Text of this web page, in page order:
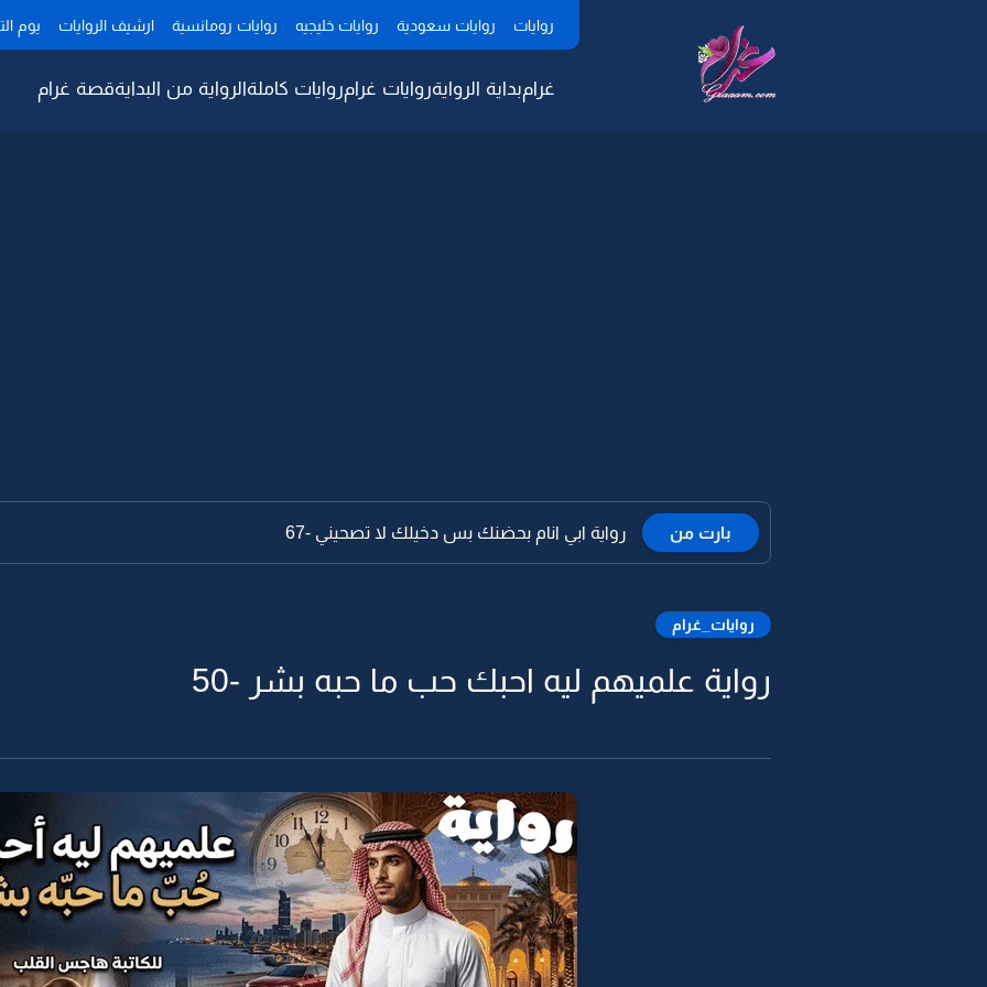
روايات روايات سعودية روايات خليجيه روايات رومانسية ارشيف الروايات يوم
غرامبداية الروايةروايات غرامروايات كاملةالرواية من البدايةقصة غرام
بارت من رواية ابي انام بحضنك بس دخيلك لا تصحيني -66
روايات_غرام
رواية علميهم ليه احبك حب ما حبه بشر -50